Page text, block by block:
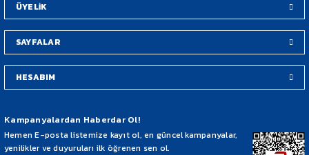
ÜYELİK
SAYFALAR
HESABIM
Kampanyalardan Haberdar Ol!
Hemen E-posta listemize kayıt ol, en güncel kampanyalar,
yenilikler ve duyuruları ilk öğrenen sen ol.